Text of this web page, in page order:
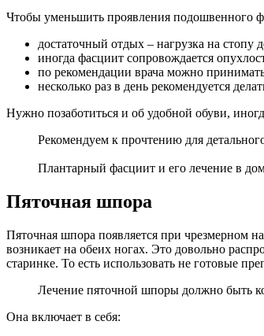
Чтобы уменьшить проявления подошвенного
достаточный отдых – нагрузка на
иногда фасциит сопровождается
по рекомендации врача можно
несколько раз в день рекомендуется
Нужно позаботиться и об удобной обуви,
Рекомендуем к прочтению для
Плантарный фасциит и его лечение в
Пяточная шпора
Пяточная шпора появляется при чрезмерном
возникает на обеих ногах. Это довольно
старинке. То есть использовать не готовые
Лечение пяточной шпоры должно быть
Она включает в себя: